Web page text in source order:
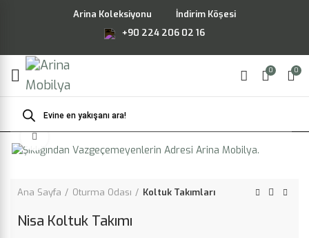
Arina Koleksiyonu
İndirim Köşesi
+90 224 206 02 16
0 0
Products
search
Ana Sayfa Oturma Odası Koltuk Takımları
Nisa Koltuk Takımı